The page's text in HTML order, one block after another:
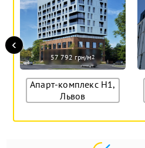
57 792 грн/м2
Апарт-комплекс Н1,
Львов
‹